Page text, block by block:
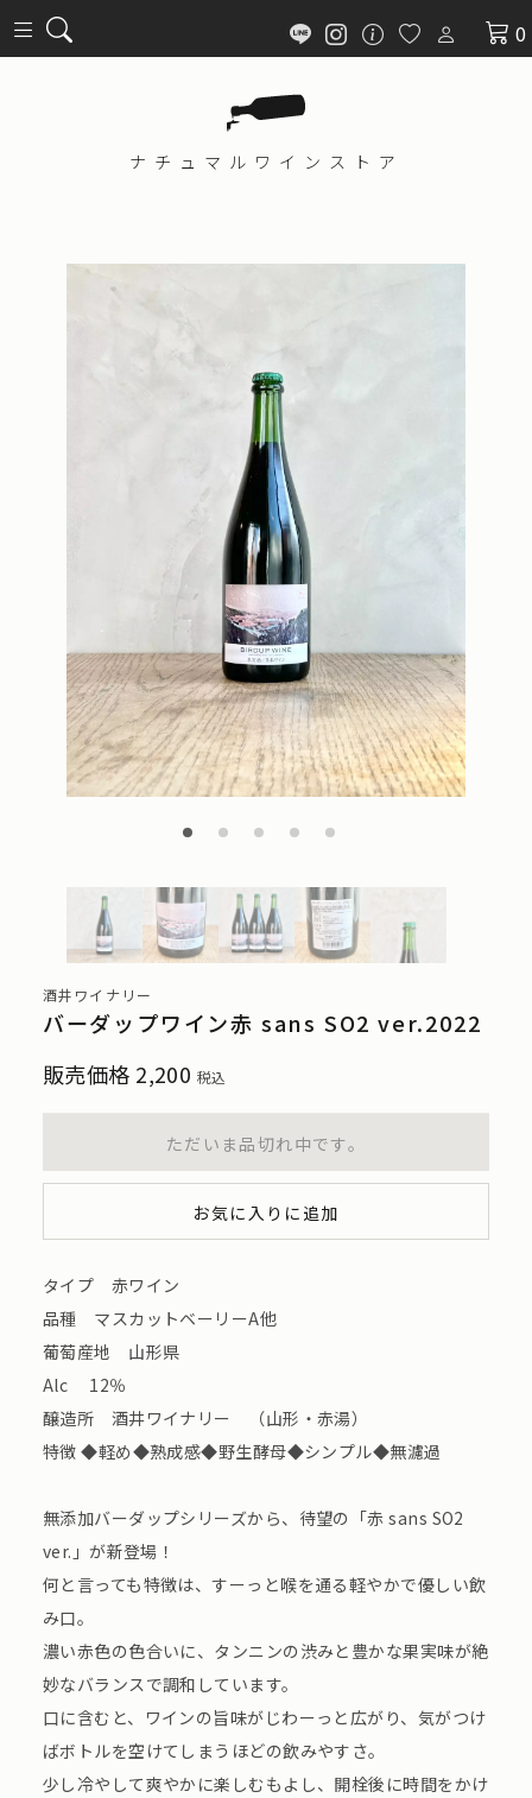
0
ナチュマル ワインストア
酒井ワイナリー
バーダップワイン赤 sans SO2 ver.2022
販売価格 2,200 税込
ただいま品切れ中です。
お気に入りに追加
タイプ 赤ワイン
品種 マスカットベーリーA他
葡萄産地 山形県
Alc 12％
醸造所 酒井ワイナリー （山形・赤湯）
特徴 ◆軽め◆熟成感◆野生酵母◆シンプル◆無濾過
無添加バーダップシリーズから、待望の「赤 sans SO2
ver.」が新登場！
何と言っても特徴は、すーっと喉を通る軽やかで優しい飲
み口。
濃い赤色の色合いに、タンニンの渋みと豊かな果実味が絶
妙なバランスで調和しています。
口に含むと、ワインの旨味がじわーっと広がり、気がつけ
ばボトルを空けてしまうほどの飲みやすさ。
少し冷やして爽やかに楽しむもよし、開栓後に時間をかけ